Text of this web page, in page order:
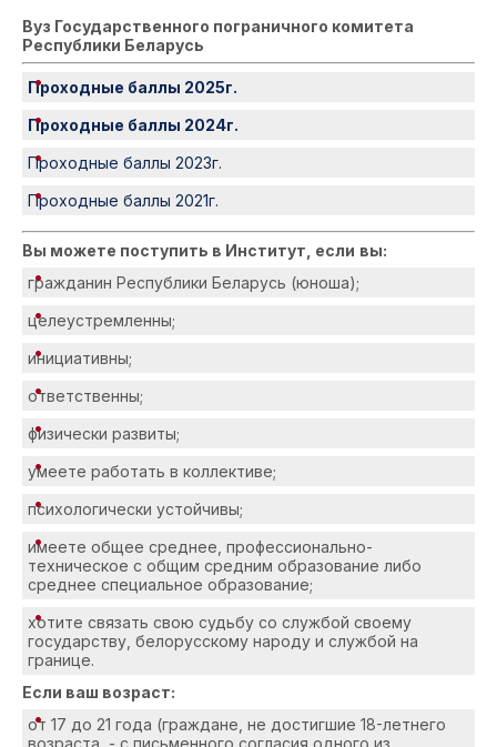
Вуз Государственного пограничного комитета
Республики Беларусь
Проходные баллы 2025г.
Проходные баллы 2024г.
Проходные баллы 2023г.
Проходные баллы 2021г.
Вы можете поступить в Институт, если вы:
гражданин Республики Беларусь (юноша);
целеустремленны;
инициативны;
ответственны;
физически развиты;
умеете работать в коллективе;
психологически устойчивы;
имеете общее среднее, профессионально-
техническое с общим средним образование либо
среднее специальное образование;
хотите связать свою судьбу со службой своему
государству, белорусскому народу и службой на
границе.
Если ваш возраст:
от 17 до 21 года (граждане, не достигшие 18-летнего
возраста, - с письменного согласия одного из